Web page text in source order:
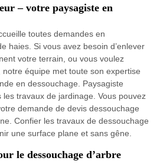
– votre paysagiste en
toutes demandes en
haies. Si vous avez besoin d’enlever
votre terrain, ou vous voulez
équipe met toute son expertise
en dessouchage. Paysagiste
travaux de jardinage. Vous pouvez
demande de devis dessouchage
Confier les travaux de dessouchage
une surface plane et sans gêne.
le dessouchage d’arbre